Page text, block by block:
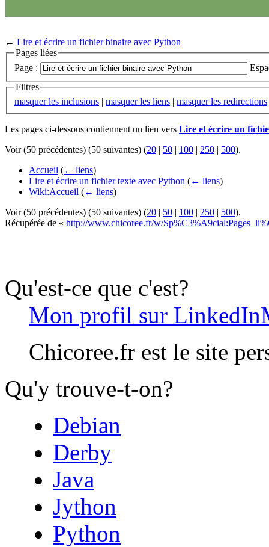
← Lire et écrire un fichier binaire avec Python
Pages liées
Page :
Filtres
masquer les inclusions | masquer les liens | masquer les redirections
Les pages ci-dessous contiennent un lien vers Lire et écrire un
Voir (50 précédentes) (50 suivantes) (20 | 50 | 100 | 250 | 500).
Accueil (← liens)
Lire et écrire un fichier texte avec Python (← liens)
Wiki:Accueil (← liens)
Voir (50 précédentes) (50 suivantes) (20 | 50 | 100 | 250 | 500).
Récupérée de « http://www.chicoree.fr/w/
Qu'est-ce que c'est?
Mon profil sur LinkedIn
Chicoree.fr est le site
Qu'y trouve-t-on?
Debian
Derby
Java
Jython
Python